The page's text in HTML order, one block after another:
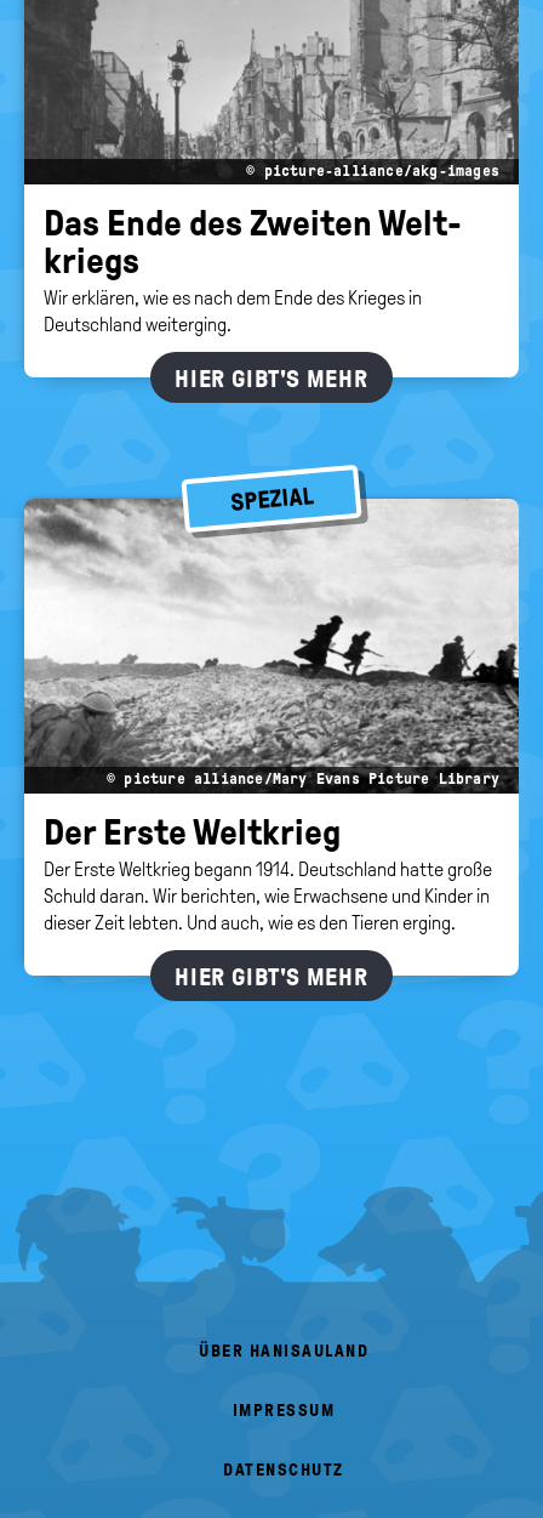
© picture-alliance/akg-images
Das Ende des Zwei­ten Welt­
kriegs
Wir erklären, wie es nach dem Ende des Krieges in
Deutschland weiterging.
HIER GIBT'S MEHR
SPEZIAL
© picture alliance/Mary Evans Picture Library
Der Erste Welt­krieg
Der Erste Weltkrieg begann 1914. Deutschland hatte große
Schuld daran. Wir berichten, wie Erwachsene und Kinder in
dieser Zeit lebten. Und auch, wie es den Tieren erging.
HIER GIBT'S MEHR
FOOTER
MENU
ÜBER HANISAULAND
IMPRESSUM
DATENSCHUTZ